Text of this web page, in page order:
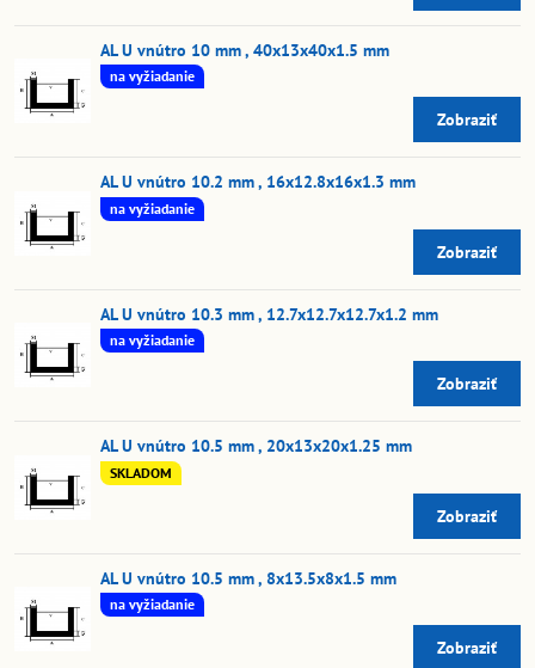
AL U vnútro 10 mm , 40x13x40x1.5 mm
na vyžiadanie
Zobraziť
AL U vnútro 10.2 mm , 16x12.8x16x1.3 mm
na vyžiadanie
Zobraziť
AL U vnútro 10.3 mm , 12.7x12.7x12.7x1.2 mm
na vyžiadanie
Zobraziť
AL U vnútro 10.5 mm , 20x13x20x1.25 mm
SKLADOM
Zobraziť
AL U vnútro 10.5 mm , 8x13.5x8x1.5 mm
na vyžiadanie
Zobraziť